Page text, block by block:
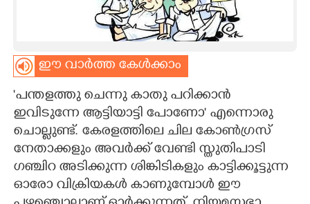
ASTRO
CARTOONS
LITERATURE
ഈ വാർത്ത കേൾക്കാം
'പന്തളത്തു ചെന്നു കാതു പറിക്കാൻ
ഇവിടുന്നേ ആട്ടിയാട്ടി പോണോ' എന്നൊരു
ചൊല്ലുണ്ട്. കേരളത്തിലെ ചില കോൺഗ്രസ്
നേതാക്കളും അവർക്ക് വേണ്ടി സ്തുതിപാടി
ഗഞ്ചിറ അടിക്കുന്ന ശിങ്കിടികളും കാട്ടിക്കൂട്ടുന്ന
ഓരോ വിക്രിയകൾ കാണുമ്പോൾ ഈ